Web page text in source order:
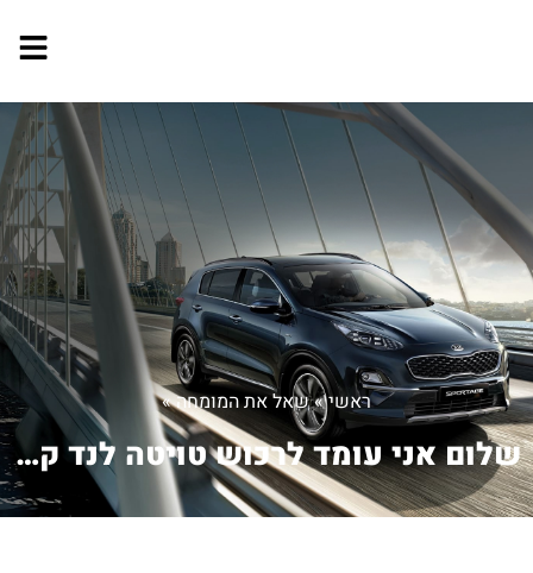
ראשי»שאל את המומחה»
שלום אני עומד לרכוש טויטה לנד קרוזר ש...